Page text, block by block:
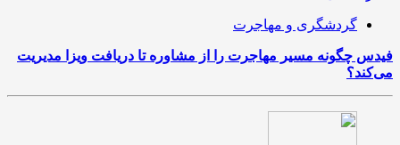
گردشگری و مهاجرت
فیدس چگونه مسیر مهاجرت را از مشاوره تا دریافت ویزا مدیریت
می‌کند؟